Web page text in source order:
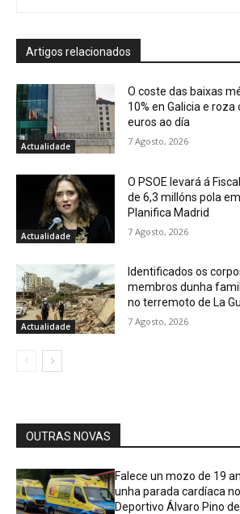
Artigos relacionados
Actualidade
O coste das baixas
10% en Galicia e
euros ao día
7 Agosto, 2026
Actualidade
O PSOE levará á
de 6,3 millóns pola
Planifica Madrid
7 Agosto, 2026
Actualidade
Identificados os
membros dunha
no terremoto de La
7 Agosto, 2026
OUTRAS NOVAS
Falece un mozo de 19
unha parada cardíaca
Deportivo Álvaro Pino